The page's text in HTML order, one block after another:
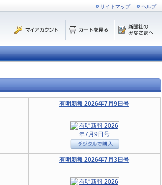
サイトマップ ヘルプ
有明新報 2026年7月9日号
有明新報 2026年7月3日号